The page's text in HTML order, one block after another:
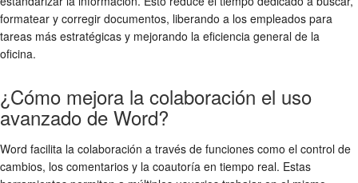
formatear y corregir documentos, liberando a los empleados para
tareas más estratégicas y mejorando la eficiencia general de la
oficina.
¿Cómo mejora la colaboración el uso
avanzado de Word?
Word facilita la colaboración a través de funciones como el control de
cambios, los comentarios y la coautoría en tiempo real. Estas